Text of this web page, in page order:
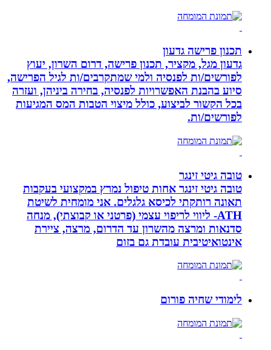
תכנון פרישה גדעון
גדעון מגל, מקציר, תכנון פרישה, דרום השרון, יעוץ
לפורשים/ות לפנסיה ולמי שמתקרבים/ות לגיל הפרישה,
סיוע בהבנת האפשרויות לפנסיה, בחירה ביניהן, ועזרה
בכל הקשור לביצוע, כולל מיצוי הטבות המס המגיעות
לפורשים/ות.
טובה גיטי זינגר
טובה גיטי זינגר אחות טיפול נמרץ במקצועי בעקבות
תאונה רותקתי לכיסא גלגלים. אני מומחית לשיטת
ATH- ליווי לריפוי עצמי (פרטני או קבוצתי), מנחה
סדנאות ומרצה מהשרון עד הדרום, מרצה, ציירת
אינטואיטיבית עובדת גם בזום
לימודי שחיה פורום